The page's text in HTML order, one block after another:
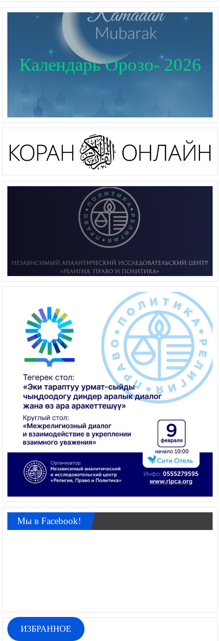
Календарь Орозо- 2026
Мы в Facebook!
ИЗБРАННОЕ